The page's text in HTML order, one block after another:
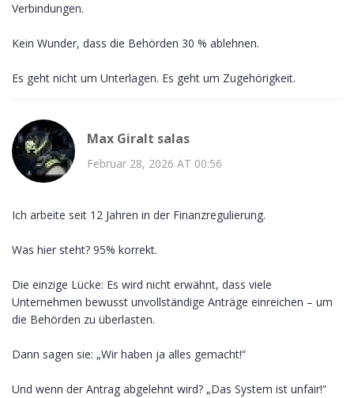
Verbindungen.
Kein Wunder, dass die Behörden 30 % ablehnen.
Es geht nicht um Unterlagen. Es geht um Zugehörigkeit.
Max Giralt salas
Februar 28, 2026 AT 00:56
Ich arbeite seit 12 Jahren in der Finanzregulierung.
Was hier steht? 95% korrekt.
Die einzige Lücke: Es wird nicht erwähnt, dass viele
Unternehmen bewusst unvollständige Anträge einreichen – um
die Behörden zu überlasten.
Dann sagen sie: „Wir haben ja alles gemacht!“
Und wenn der Antrag abgelehnt wird? „Das System ist unfair!“